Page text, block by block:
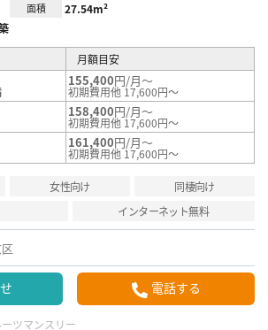
面積 27.54m²
月額目安
155,400円/月～
初期費用他 17,600円～
158,400円/月～
初期費用他 17,600円～
161,400円/月～
初期費用他 17,600円～
女性向け
同棲向け
インターネット無料
電話する
ツマンスリー